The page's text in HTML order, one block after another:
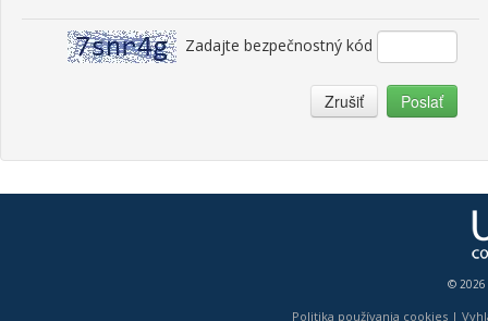
Zadajte bezpečnostný kód
Zrušiť Poslať
© 2026
Politika používania cookies |